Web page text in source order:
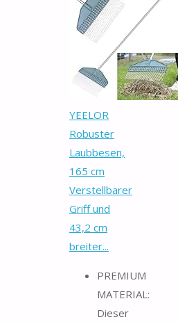
YEELOR
Robuster
Laubbesen,
165 cm
Verstellbarer
Griff und
43,2 cm
breiter...
PREMIUM
MATERIAL:
Dieser